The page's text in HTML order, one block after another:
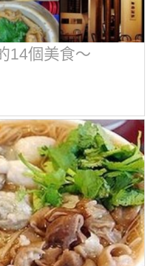
14個美食～